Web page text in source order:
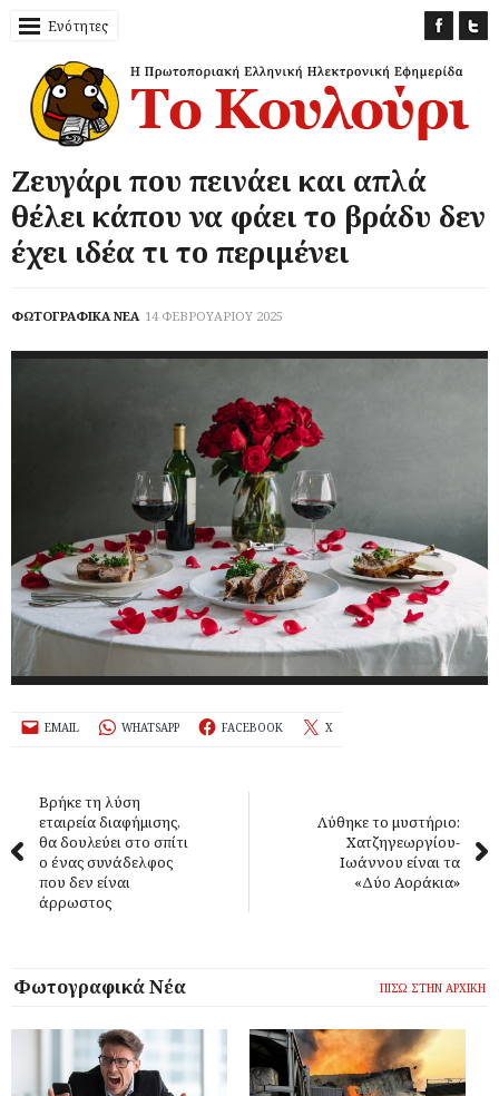
Ενότητες
Ζευγάρι που πεινάει και απλά
θέλει κάπου να φάει το βράδυ δεν
έχει ιδέα τι το περιμένει
ΦΩΤΟΓΡΑΦΙΚΑ ΝΕΑ 14 ΦΕΒΡΟΥΑΡΙΟΥ 2025
EMAIL WHATSAPP FACEBOOK X
Βρήκε τη λύση
εταιρεία διαφήμισης,
θα δουλεύει στο σπίτι
ο ένας συνάδελφος
που δεν είναι
άρρωστος
Λύθηκε το μυστήριο:
Χατζηγεωργίου-
Ιωάννου είναι τα
«Δύο Αοράκια»
Φωτογραφικά Νέα ΠΙΣΩ ΣΤΗΝ ΑΡΧΙΚΗ